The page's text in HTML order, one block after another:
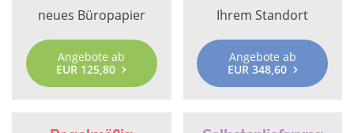
neues Büropapier
Angebote ab
EUR 125,80
Ihrem Standort
Angebote ab
EUR 348,60